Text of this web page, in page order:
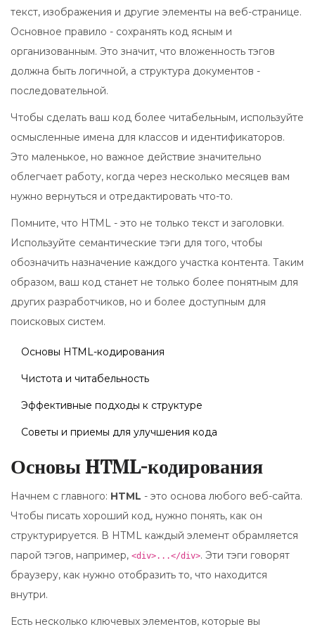
текст, изображения и другие элементы на веб-странице.
Основное правило - сохранять код ясным и
организованным. Это значит, что вложенность тэгов
должна быть логичной, а структура документов -
последовательной.
Чтобы сделать ваш код более читабельным, используйте
осмысленные имена для классов и идентификаторов.
Это маленькое, но важное действие значительно
облегчает работу, когда через несколько месяцев вам
нужно вернуться и отредактировать что-то.
Помните, что HTML - это не только текст и заголовки.
Используйте семантические тэги для того, чтобы
обозначить назначение каждого участка контента. Таким
образом, ваш код станет не только более понятным для
других разработчиков, но и более доступным для
поисковых систем.
Основы HTML-кодирования
Чистота и читабельность
Эффективные подходы к структуре
Советы и приемы для улучшения кода
Основы HTML-кодирования
Начнем с главного: HTML - это основа любого веб-сайта.
Чтобы писать хороший код, нужно понять, как он
структурируется. В HTML каждый элемент обрамляется
парой тэгов, например, <div>...</div>. Эти тэги говорят
браузеру, как нужно отобразить то, что находится
внутри.
Есть несколько ключевых элементов, которые вы